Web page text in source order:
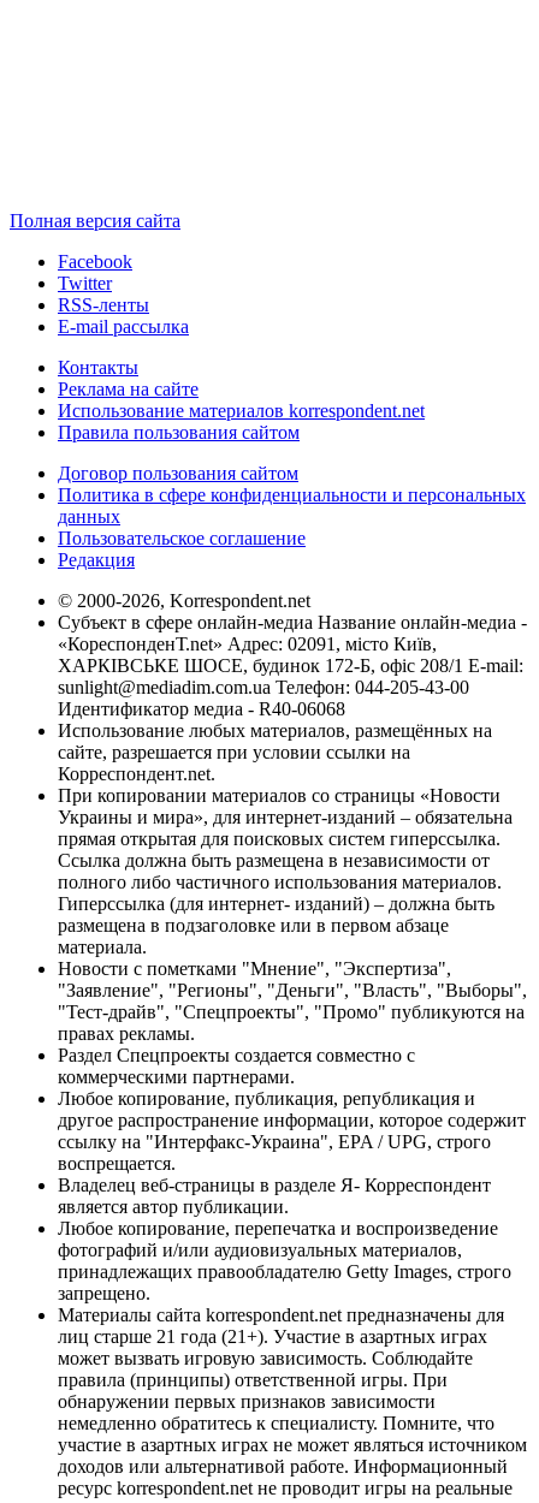
Полная версия сайта
Facebook
Twitter
RSS-ленты
E-mail рассылка
Контакты
Реклама на сайте
Использование материалов korrespondent.net
Правила пользования сайтом
Договор пользования сайтом
Политика в сфере конфиденциальности и персональных
данных
Пользовательское соглашение
Редакция
© 2000-2026, Korrespondent.net
Субъект в сфере онлайн-медиа Название онлайн-медиа -
«КореспонденТ.net» Адрес: 02091, місто Київ,
ХАРКІВСЬКЕ ШОСЕ, будинок 172-Б, офіс 208/1 E-mail:
sunlight@mediadim.com.ua Телефон: 044-205-43-00
Идентификатор медиа - R40-06068
Использование любых материалов, размещённых на
сайте, разрешается при условии ссылки на
Корреспондент.net.
При копировании материалов со страницы «Новости
Украины и мира», для интернет-изданий – обязательна
прямая открытая для поисковых систем гиперссылка.
Ссылка должна быть размещена в независимости от
полного либо частичного использования материалов.
Гиперссылка (для интернет- изданий) – должна быть
размещена в подзаголовке или в первом абзаце
материала.
Новости с пометками "Мнение", "Экспертиза",
"Заявление", "Регионы", "Деньги", "Власть", "Выборы",
"Тест-драйв", "Спецпроекты", "Промо" публикуются на
правах рекламы.
Раздел Спецпроекты создается совместно с
коммерческими партнерами.
Любое копирование, публикация, републикация и
другое распространение информации, которое содержит
ссылку на "Интерфакс-Украина", EPA / UPG, строго
воспрещается.
Владелец веб-страницы в разделе Я- Корреспондент
является автор публикации.
Любое копирование, перепечатка и воспроизведение
фотографий и/или аудиовизуальных материалов,
принадлежащих правообладателю Getty Images, строго
запрещено.
Материалы сайта korrespondent.net предназначены для
лиц старше 21 года (21+). Участие в азартных играх
может вызвать игровую зависимость. Соблюдайте
правила (принципы) ответственной игры. При
обнаружении первых признаков зависимости
немедленно обратитесь к специалисту. Помните, что
участие в азартных играх не может являться источником
доходов или альтернативой работе. Информационный
ресурс korrespondent.net не проводит игры на реальные